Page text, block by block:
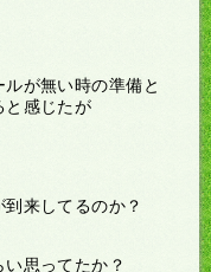
が無い時の準備と
と感じたが
来してるのか？
思ってたか？